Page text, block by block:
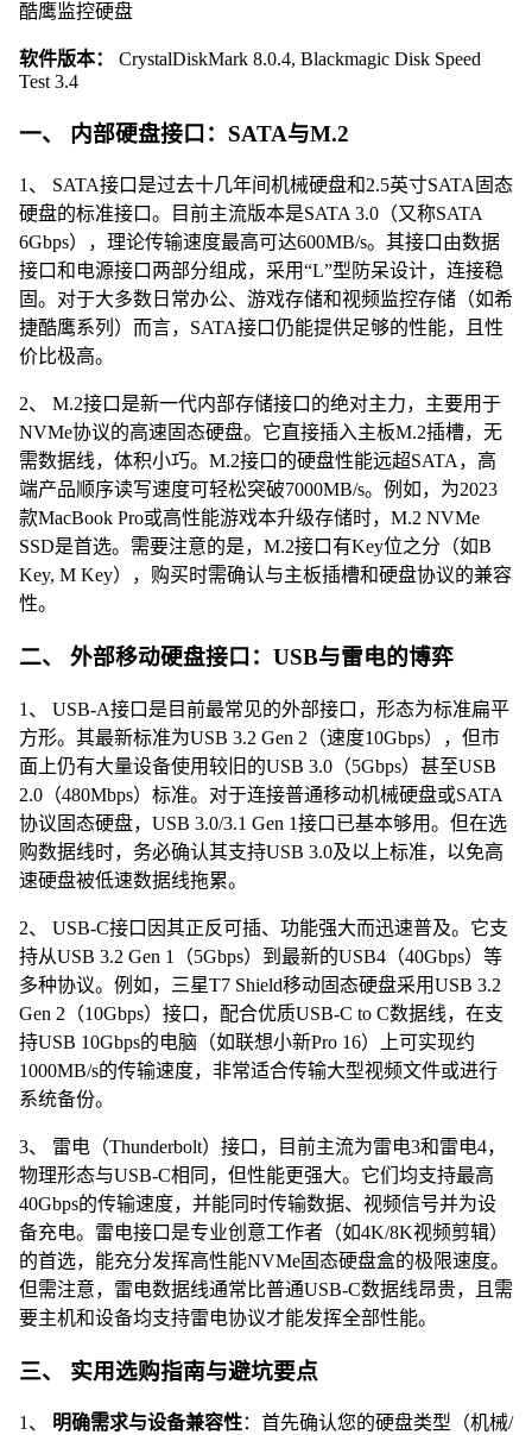
酷鹰监控硬盘
软件版本：
CrystalDiskMark 8.0.4, Blackmagic Disk Speed
Test 3.4
一、 内部硬盘接口：SATA与M.2
1、 SATA接口是过去十几年间机械硬盘和2.5英寸SATA固态
硬盘的标准接口。目前主流版本是SATA 3.0（又称SATA
6Gbps），理论传输速度最高可达600MB/s。其接口由数据
接口和电源接口两部分组成，采用“L”型防呆设计，连接稳
固。对于大多数日常办公、游戏存储和视频监控存储（如希
捷酷鹰系列）而言，SATA接口仍能提供足够的性能，且性
价比极高。
2、 M.2接口是新一代内部存储接口的绝对主力，主要用于
NVMe协议的高速固态硬盘。它直接插入主板M.2插槽，无
需数据线，体积小巧。M.2接口的硬盘性能远超SATA，高
端产品顺序读写速度可轻松突破7000MB/s。例如，为2023
款MacBook Pro或高性能游戏本升级存储时，M.2 NVMe
SSD是首选。需要注意的是，M.2接口有Key位之分（如B
Key, M Key），购买时需确认与主板插槽和硬盘协议的兼容
性。
二、 外部移动硬盘接口：USB与雷电的博弈
1、 USB-A接口是目前最常见的外部接口，形态为标准扁平
方形。其最新标准为USB 3.2 Gen 2（速度10Gbps），但市
面上仍有大量设备使用较旧的USB 3.0（5Gbps）甚至USB
2.0（480Mbps）标准。对于连接普通移动机械硬盘或SATA
协议固态硬盘，USB 3.0/3.1 Gen 1接口已基本够用。但在选
购数据线时，务必确认其支持USB 3.0及以上标准，以免高
速硬盘被低速数据线拖累。
2、 USB-C接口因其正反可插、功能强大而迅速普及。它支
持从USB 3.2 Gen 1（5Gbps）到最新的USB4（40Gbps）等
多种协议。例如，三星T7 Shield移动固态硬盘采用USB 3.2
Gen 2（10Gbps）接口，配合优质USB-C to C数据线，在支
持USB 10Gbps的电脑（如联想小新Pro 16）上可实现约
1000MB/s的传输速度，非常适合传输大型视频文件或进行
系统备份。
3、 雷电（Thunderbolt）接口，目前主流为雷电3和雷电4，
物理形态与USB-C相同，但性能更强大。它们均支持最高
40Gbps的传输速度，并能同时传输数据、视频信号并为设
备充电。雷电接口是专业创意工作者（如4K/8K视频剪辑）
的首选，能充分发挥高性能NVMe固态硬盘盒的极限速度。
但需注意，雷电数据线通常比普通USB-C数据线昂贵，且需
要主机和设备均支持雷电协议才能发挥全部性能。
三、 实用选购指南与避坑要点
1、 明确需求与设备兼容性：首先确认您的硬盘类型（机械/